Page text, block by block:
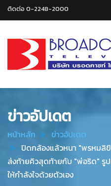
ติดต่อ 0-2248-2000
Thai
ข่าวอัปเดต
หน้าหลัก
ข่าวอัปเดต
ปิดกล้องแล้วหนา "พรหมลิ
ส่งท้ายคิวสุดท้ายกับ "พ่อริด" รู
ให้กำลังใจด้วยตัวเอง